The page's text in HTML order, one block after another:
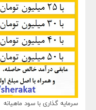
سرمایه گذاری با سود ماهیانه